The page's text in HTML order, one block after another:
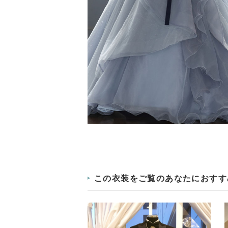
この衣装をご覧のあなたにおす